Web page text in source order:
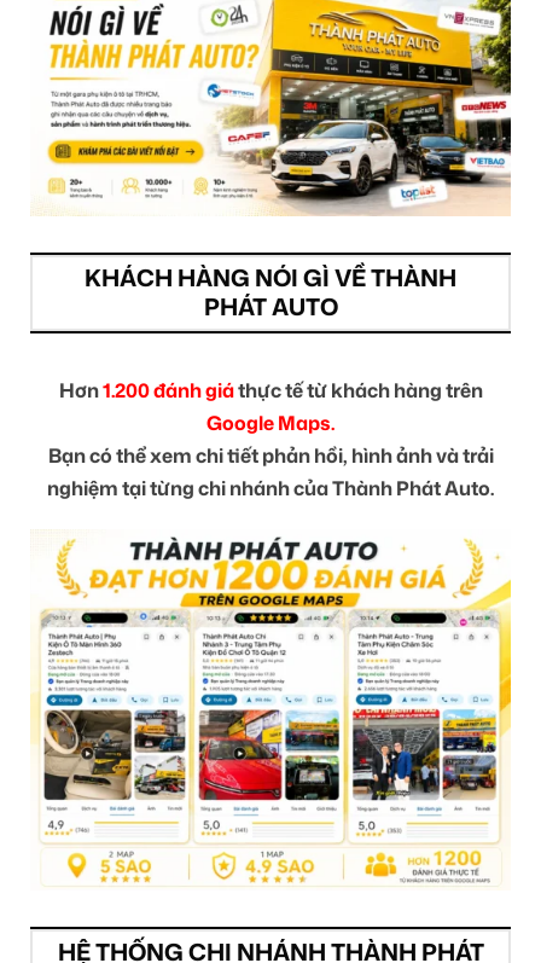
KHÁCH HÀNG NÓI GÌ VỀ THÀNH
PHÁT AUTO
Hơn1.200 đánh giáthực tế từ khách hàng trên
Google Maps.
Bạn có thể xem chi tiết phản hồi, hình ảnh và trải
nghiệm tại từng chi nhánh của Thành Phát Auto.
HỆ THỐNG CHI NHÁNH THÀNH PHÁT